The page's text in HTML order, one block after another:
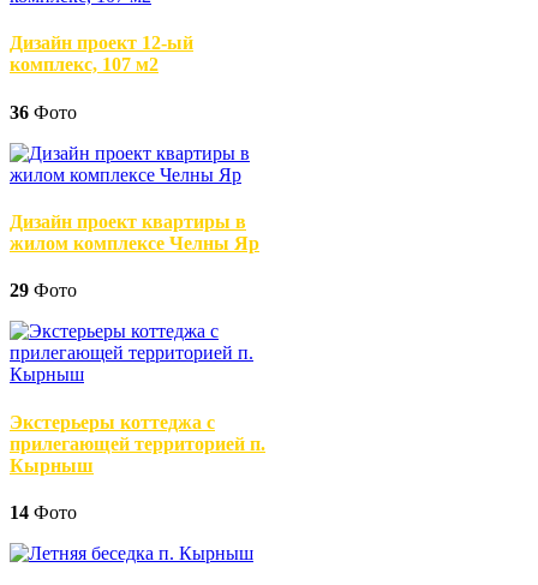
Дизайн проект 12-ый
комплекс, 107 м2
36 Фото
Дизайн проект квартиры в
жилом комплексе Челны Яр
29 Фото
Экстерьеры коттеджа с
прилегающей территорией п.
Кырныш
14 Фото